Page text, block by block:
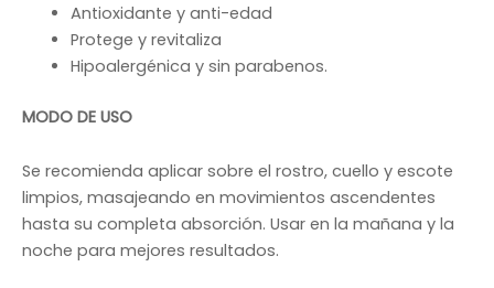
Antioxidante y anti-edad
Protege y revitaliza
Hipoalergénica y sin parabenos.
MODO DE USO
Se recomienda aplicar sobre el rostro, cuello y escote
limpios, masajeando en movimientos ascendentes
hasta su completa absorción. Usar en la mañana y la
noche para mejores resultados.